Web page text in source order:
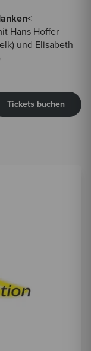
<
Hans Hoffer
und Elisabeth
Tickets buchen